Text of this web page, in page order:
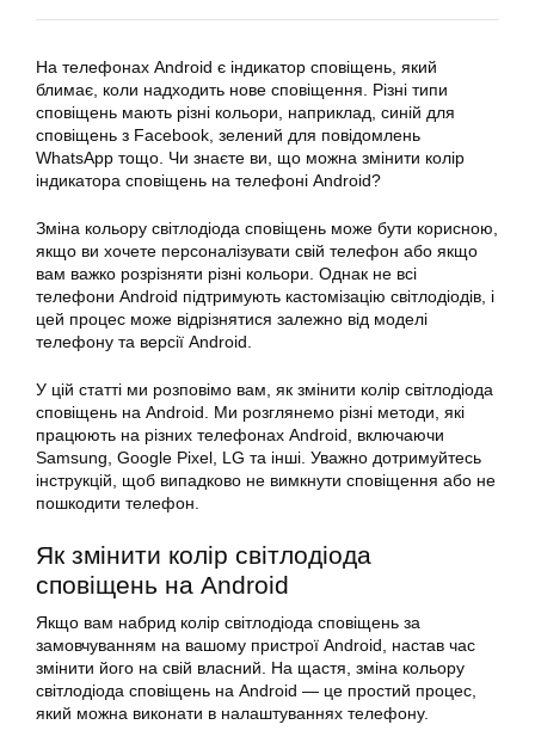
На телефонах Android є індикатор сповіщень, який
блимає, коли надходить нове сповіщення. Різні типи
сповіщень мають різні кольори, наприклад, синій для
сповіщень з Facebook, зелений для повідомлень
WhatsApp тощо. Чи знаєте ви, що можна змінити колір
індикатора сповіщень на телефоні Android?
Зміна кольору світлодіода сповіщень може бути корисною,
якщо ви хочете персоналізувати свій телефон або якщо
вам важко розрізняти різні кольори. Однак не всі
телефони Android підтримують кастомізацію світлодіодів, і
цей процес може відрізнятися залежно від моделі
телефону та версії Android.
У цій статті ми розповімо вам, як змінити колір світлодіода
сповіщень на Android. Ми розглянемо різні методи, які
працюють на різних телефонах Android, включаючи
Samsung, Google Pixel, LG та інші. Уважно дотримуйтесь
інструкцій, щоб випадково не вимкнути сповіщення або не
пошкодити телефон.
Як змінити колір світлодіода
сповіщень на Android
Якщо вам набрид колір світлодіода сповіщень за
замовчуванням на вашому пристрої Android, настав час
змінити його на свій власний. На щастя, зміна кольору
світлодіода сповіщень на Android — це простий процес,
який можна виконати в налаштуваннях телефону.